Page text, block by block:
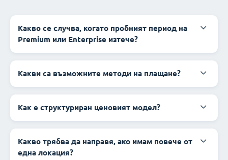
Какво се случва, когато пробният период на
Premium или Enterprise изтече?
Какви са възможните методи на плащане?
Как е структуриран ценовият модел?
Какво трябва да направя, ако имам повече от
една локация?